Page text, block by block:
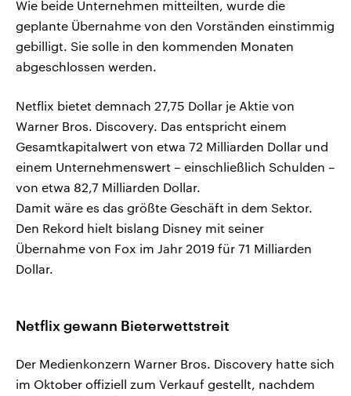
Wie beide Unternehmen mitteilten, wurde die
geplante Übernahme von den Vorständen einstimmig
gebilligt. Sie solle in den kommenden Monaten
abgeschlossen werden.
Netflix bietet demnach 27,75 Dollar je Aktie von
Warner Bros. Discovery. Das entspricht einem
Gesamtkapitalwert von etwa 72 Milliarden Dollar und
einem Unternehmenswert – einschließlich Schulden –
von etwa 82,7 Milliarden Dollar.
Damit wäre es das größte Geschäft in dem Sektor.
Den Rekord hielt bislang Disney mit seiner
Übernahme von Fox im Jahr 2019 für 71 Milliarden
Dollar.
Netflix gewann Bieterwettstreit
Der Medienkonzern Warner Bros. Discovery hatte sich
im Oktober offiziell zum Verkauf gestellt, nachdem